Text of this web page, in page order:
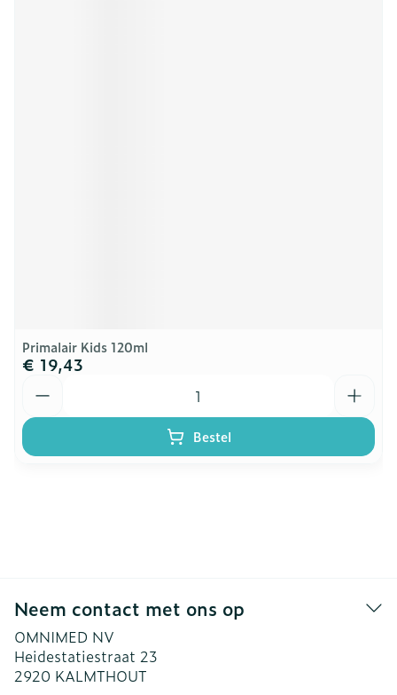
Primalair Kids 120ml
€ 19,43
Bestel
Neem contact met ons op
OMNIMED NV
Heidestatiestraat 23
2920 KALMTHOUT